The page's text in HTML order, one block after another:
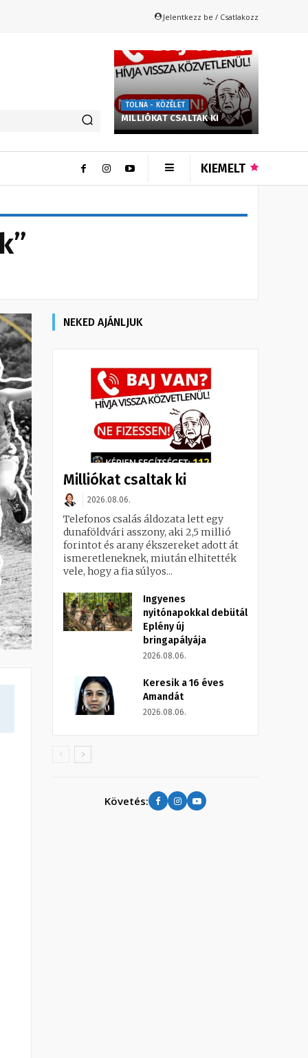
Jelentkezz be / Csatlakozz
TOLNA - KÖZÉLET
MILLIÓKAT CSALTAK KI
KIEMELT
NEKED AJÁNLJUK
Milliókat csaltak ki
2026.08.06.
Telefonos csalás áldozata lett egy
dunaföldvári asszony, aki 2,5 millió
forintot és arany ékszereket adott át
ismeretleneknek, miután elhitették
vele, hogy a fia súlyos...
Ingyenes
nyitónapokkal debütál
Eplény új
bringapályája
2026.08.06.
Keresik a 16 éves
Amandát
2026.08.06.
Követés: